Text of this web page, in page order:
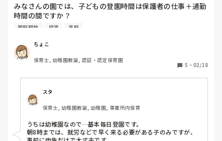
うとしたけど
みなさんの園では、子どもの登園時間は保護者の仕事＋通勤
時間の間ですか？
それとも、仕事終わりに自宅でご飯作ってからお迎えとか、
休みの日でも早朝、延長を利用するのもOKですか？
私は保護者の子育て支援も必要とは思いますが、子どもの事
を第一に考えたい…
全てOKにするのはどうなんだろうと思ってしまいます。
子どもにとって1番大切な親との関わりは？と…
休みの日は預けるな！とは思いませんし
色んな家庭の事情があるのも
園庭開放 排泄 家庭
ちょこ
保育士, 幼稚園教諭, 認証・認定保育園
5 ・ 02/18
スタ
保育士, 幼稚園教諭, 幼稚園, 事業所内保育
うちは幼稚園なので…基本毎日登園です。
朝8時までは、就労などで早く来る必要がある子のみですが、